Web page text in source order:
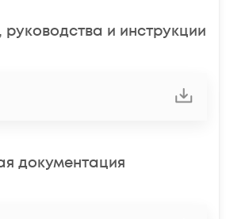
и инструкции
документация